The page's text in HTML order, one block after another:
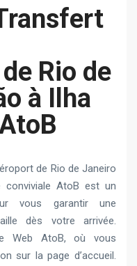
Rio de
à Ilha
de Rio de Janeiro
conviviale AtoB est un
vous garantir une
dès votre arrivée.
Web AtoB, où vous
sur la page d’accueil.